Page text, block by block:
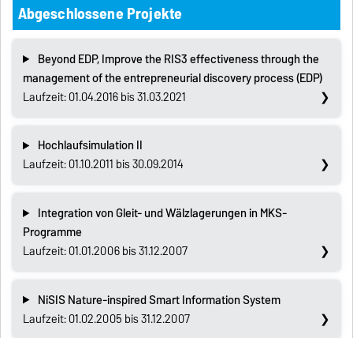
Abgeschlossene Projekte
Beyond EDP, Improve the RIS3 effectiveness through the
management of the entrepreneurial discovery process (EDP)
Laufzeit: 01.04.2016 bis 31.03.2021
Hochlaufsimulation II
Laufzeit: 01.10.2011 bis 30.09.2014
Integration von Gleit- und Wälzlagerungen in MKS-
Programme
Laufzeit: 01.01.2006 bis 31.12.2007
NiSIS Nature-inspired Smart Information System
Laufzeit: 01.02.2005 bis 31.12.2007